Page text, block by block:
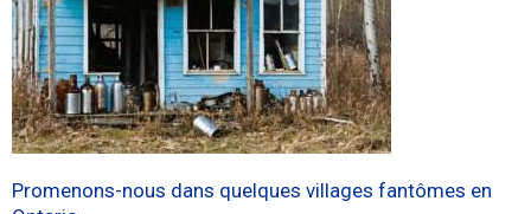
Promenons-nous dans quelques villages fantômes en